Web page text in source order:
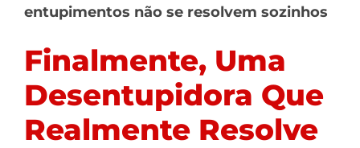
entupimentos não se resolvem sozinhos
Finalmente, Uma
Desentupidora Que
Realmente Resolve